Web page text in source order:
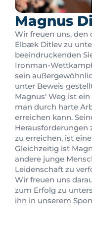
Magnus
Wir freuen uns, den
Elbæk Ditlev zu
beeindruckenden
Ironman-
sein
unter Beweis
Magnus‘ Weg ist
man durch harte
erreichen kann.
Herausforderungen
zu erreichen, ist
Gleichzeitig ist
andere junge
Leidenschaft zu
Wir freuen uns
zum Erfolg zu
ihn in unserem